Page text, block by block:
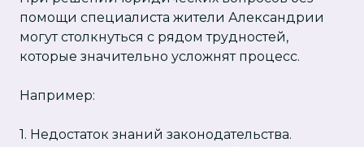
помощи специалиста жители Александрии
могут столкнуться с рядом трудностей,
которые значительно усложнят процесс.
Например:
1. Недостаток знаний законодательства.